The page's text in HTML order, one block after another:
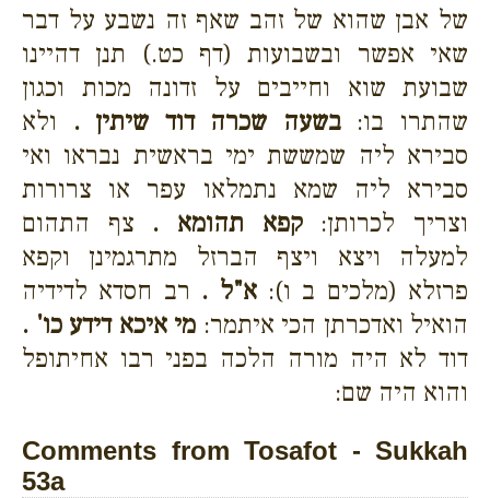
של אבן שהוא של זהב שאף זה נשבע על דבר
שאי אפשר ובשבועות (דף כט.) תנן דהיינו
שבועת שוא וחייבים על זדונה מכות וכגון
שהתרו בו:בשעה שכרה דוד שיתין . ולא
סבירא ליה שמששת ימי בראשית נבראו ואי
סבירא ליה שמא נתמלאו עפר או צרורות
וצריך לכרותן:קפא תהומא . צף התהום
למעלה ויצא ויצף הברזל מתרגמינן וקפא
פרזלא (מלכים ב ו):א"ל . רב חסדא לדידיה
הואיל ואדכרתן הכי איתמר: מי איכא דידע כו' .
דוד לא היה מורה הלכה בפני רבו אחיתופל
והוא היה שם:
Comments from Tosafot - Sukkah
53a